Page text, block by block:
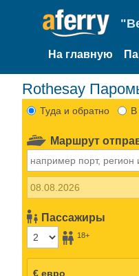
На главную
Rothesay
Туда и обратно В
Маршрут
Пассажиры
18+